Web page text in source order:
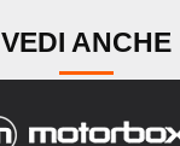
VEDI ANCHE